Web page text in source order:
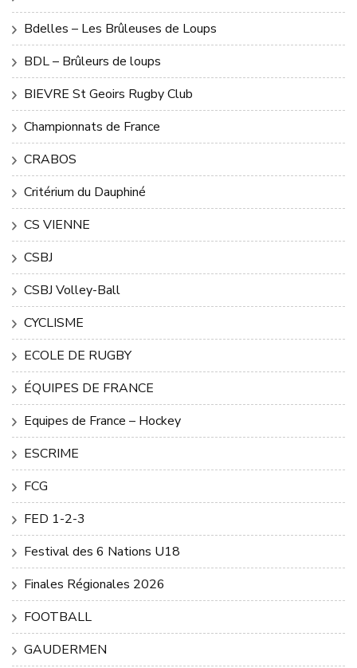
Bdelles – Les Brûleuses de Loups
BDL – Brûleurs de loups
BIEVRE St Geoirs Rugby Club
Championnats de France
CRABOS
Critérium du Dauphiné
CS VIENNE
CSBJ
CSBJ Volley-Ball
CYCLISME
ECOLE DE RUGBY
ÉQUIPES DE FRANCE
Equipes de France – Hockey
ESCRIME
FCG
FED 1-2-3
Festival des 6 Nations U18
Finales Régionales 2026
FOOTBALL
GAUDERMEN